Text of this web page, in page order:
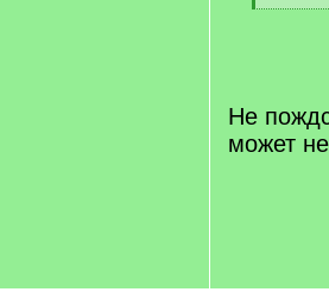
[
Не
может